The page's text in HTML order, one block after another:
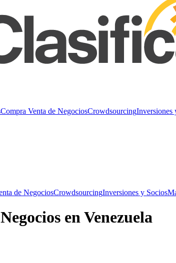
Compra Venta de NegociosCrowdsourcingInversiones
de NegociosCrowdsourcingInversiones y Socios
en Venezuela